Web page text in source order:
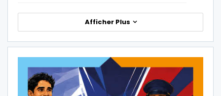
Afficher Plus